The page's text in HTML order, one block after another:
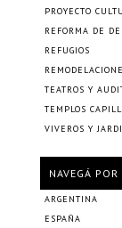
PROYECTO
REFORMA DE
REFUGIOS
TEATROS Y
TEMPLOS
VIVEROS Y
NAVEGÁ POR
ARGENTINA
ESPAÑA